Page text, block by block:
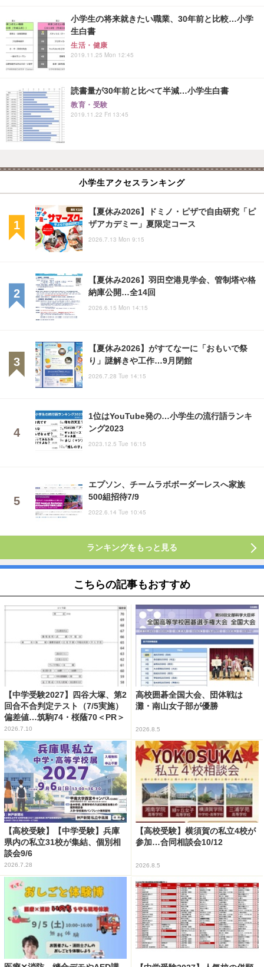
小学生の将来就きたい職業、30年前と比較…小学
生白書
生活・健康
2019.11.25 Mon 12:45
読書量が30年前と比べて半減…小学生白書
教育・受験
2019.11.22 Fri 13:45
小学生アクセスランキング
【夏休み2026】ドミノ・ピザで自由研究「ピ
ザアカデミー」夏限定コース
2026.7.13 Mon 9:15
【夏休み2026】羽田空港見学会、管制塔や格
納庫公開…全14回
2026.6.15 Mon 14:15
【夏休み2026】がすてなーに「おもいで祭
り」謎解きや工作…9月閉館
2026.7.28 Tue 14:15
1位はYouTube発の…小学生の流行語ランキ
ング2023
2023.12.5 Tue 16:15
エプソン、チームラボボーダーレスへ家族
500組招待7/9
2022.6.14 Tue 10:45
ランキングをもっと見る
こちらの記事もおすすめ
【中学受験2027】四谷大塚、第2
回合不合判定テスト（7/5実施）
偏差値…筑駒74・桜蔭70＜PR＞
2026.7.10
高校囲碁全国大会、団体戦は
灘・南山女子部が優勝
2026.8.5
【高校受験】【中学受験】兵庫
県内の私立31校が集結、個別相
談会9/6
2026.7.28
【高校受験】横須賀の私立4校が
参加…合同相談会10/12
2026.8.5